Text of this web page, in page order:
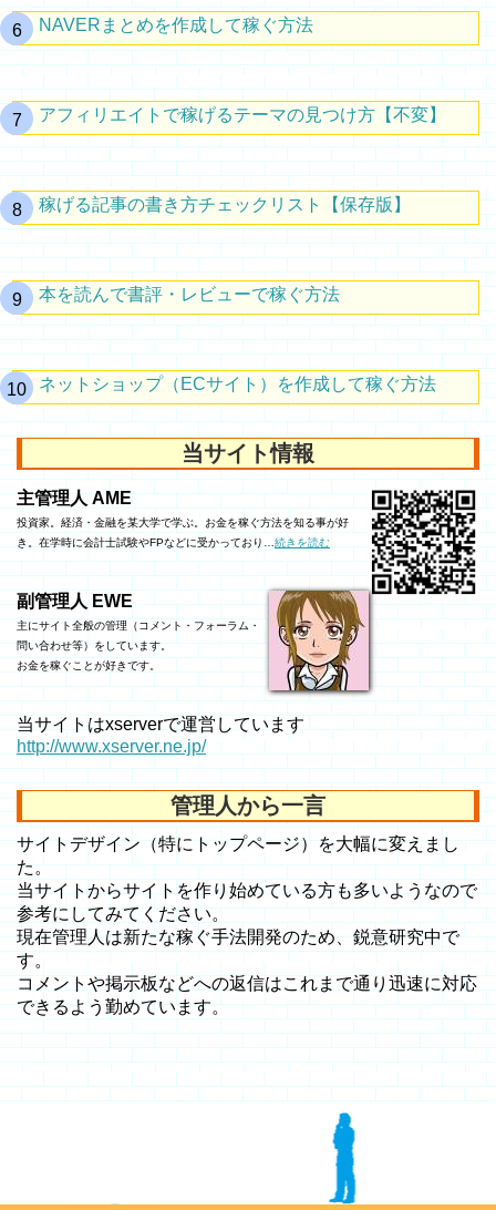
NAVERまとめを作成して稼ぐ方法
アフィリエイトで稼げるテーマの見つけ方【不変】
稼げる記事の書き方チェックリスト【保存版】
本を読んで書評・レビューで稼ぐ方法
ネットショップ（ECサイト）を作成して稼ぐ方法
当サイト情報
主管理人 AME
投資家。経済・金融を某大学で学ぶ。お金を稼ぐ方法を知る事が好
き。在学時に会計士試験やFPなどに受かっており…続きを読む
副管理人 EWE
主にサイト全般の管理（コメント・フォーラム・
問い合わせ等）をしています。
お金を稼ぐことが好きです。
当サイトはxserverで運営しています
http://www.xserver.ne.jp/
管理人から一言
サイトデザイン（特にトップページ）を大幅に変えまし
た。
当サイトからサイトを作り始めている方も多いようなので
参考にしてみてください。
現在管理人は新たな稼ぐ手法開発のため、鋭意研究中で
す。
コメントや掲示板などへの返信はこれまで通り迅速に対応
できるよう勤めています。